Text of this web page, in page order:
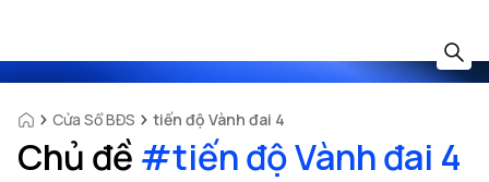
Cửa Sổ BĐS tiến độ Vành đai 4
Chủ đề #tiến độ Vành đai 4